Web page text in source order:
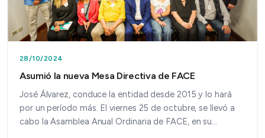
28/10/2024
Asumió la nueva Mesa Directiva de FACE
José Álvarez, conduce la entidad desde 2015 y lo hará
por un período más. El viernes 25 de octubre, se llevó a
cabo la Asamblea Anual Ordinaria de FACE, en su…